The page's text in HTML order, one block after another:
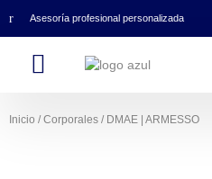
Asesoría profesional personalizada
Inicio /Corporales / DMAE | ARMESSO